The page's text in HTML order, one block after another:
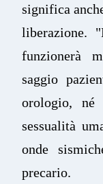
significa
liberazione.
funzionerà
saggio
orologio,
sessualità
onde
precario.